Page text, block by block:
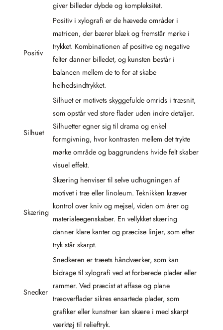
giver billeder dybde og kompleksitet.
Positiv
Positiv i xylografi er de hævede områder i
matricen, der bærer blæk og fremstår mørke i
trykket. Kombinationen af positive og negative
felter danner billedet, og kunsten består i
balancen mellem de to for at skabe
helhedsindtrykket.
Silhuet
Silhuet er motivets skyggefulde omrids i træsnit,
som opstår ved store flader uden indre detaljer.
Silhuetter egner sig til drama og enkel
formgivning, hvor kontrasten mellem det trykte
mørke område og baggrundens hvide felt skaber
visuel effekt.
Skæring
Skæring henviser til selve udhugningen af
motivet i træ eller linoleum. Teknikken kræver
kontrol over kniv og mejsel, viden om årer og
materialeegenskaber. En vellykket skæring
danner klare kanter og præcise linjer, som efter
tryk står skarpt.
Snedker
Snedkeren er træets håndværker, som kan
bidrage til xylografi ved at forberede plader eller
rammer. Ved præcist at affase og plane
træoverflader sikres ensartede plader, som
grafiker eller kunstner kan skære i med skarpt
værktøj til relieftryk.